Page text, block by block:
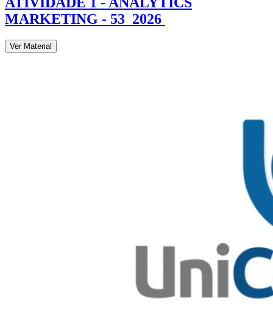
MARKETING - 53_2026
Ver Material